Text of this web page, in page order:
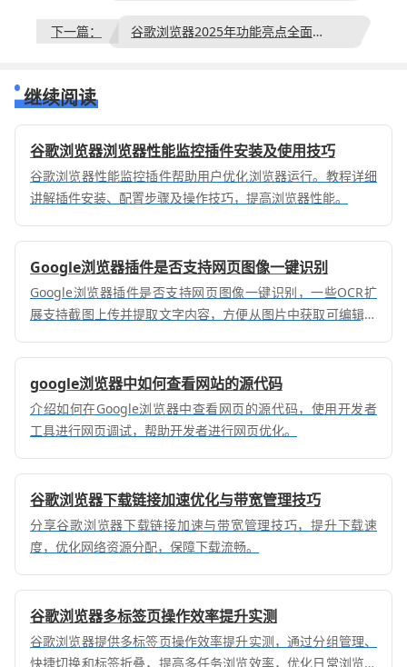
下一篇： 谷歌浏览器2025年功能亮点全面解析
继续阅读
谷歌浏览器浏览器性能监控插件安装及使用技巧
谷歌浏览器性能监控插件帮助用户优化浏览器运行。教程详细
讲解插件安装、配置步骤及操作技巧，提高浏览器性能。
Google浏览器插件是否支持网页图像一键识别
Google浏览器插件是否支持网页图像一键识别，一些OCR扩
展支持截图上传并提取文字内容，方便从图片中获取可编辑文
google浏览器中如何查看网站的源代码
介绍如何在Google浏览器中查看网页的源代码，使用开发者
工具进行网页调试，帮助开发者进行网页优化。
谷歌浏览器下载链接加速优化与带宽管理技巧
分享谷歌浏览器下载链接加速与带宽管理技巧，提升下载速
度，优化网络资源分配，保障下载流畅。
谷歌浏览器多标签页操作效率提升实测
谷歌浏览器提供多标签页操作效率提升实测，通过分组管理、
快捷切换和标签折叠，提高多任务浏览效率，优化日常浏览和